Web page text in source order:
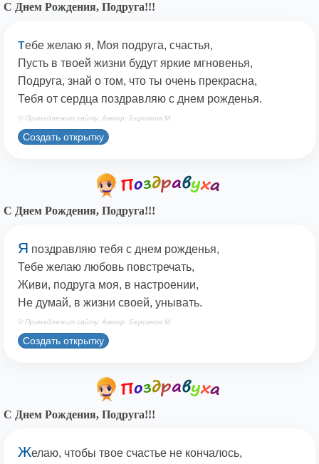
С Днем Рождения, Подруга!!!
тебе желаю я, Моя подруга, счастья,
Пусть в твоей жизни будут яркие мгновенья,
Подруга, знай о том, что ты очень прекрасна,
Тебя от сердца поздравляю с днем рожденья.
© Принадлежит сайту. Автор: Берсанов М.
Создать открытку
С Днем Рождения, Подруга!!!
Я поздравляю тебя с днем рожденья,
Тебе желаю любовь повстречать,
Живи, подруга моя, в настроении,
Не думай, в жизни своей, унывать.
© Принадлежит сайту. Автор: Берсанов М.
Создать открытку
С Днем Рождения, Подруга!!!
Желаю, чтобы твое счастье не кончалось,